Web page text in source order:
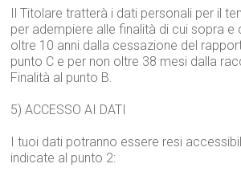
Il Titolare tratterà i dati personali per il
per adempiere alle finalità di cui sopra e
oltre 10 anni dalla cessazione del
punto C e per non oltre 38 mesi dalla
Finalità al punto B.
5) ACCESSO AI DATI
I tuoi dati potranno essere resi
indicate al punto 2: